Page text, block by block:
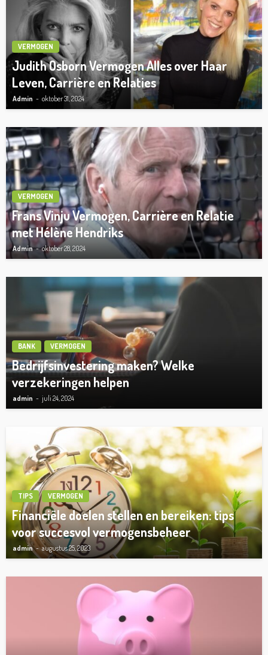
VERMOGEN
Judith Osborn Vermogen Alles over Haar
Leven, Carrière en Relaties
Admin oktober 31, 2024
VERMOGEN
Frans Vinju Vermogen, Carrière en Relatie
met Hélène Hendriks
Admin oktober 28, 2024
BANK VERMOGEN
Bedrijfsinvestering maken? Welke
verzekeringen helpen
admin juli 24, 2024
TIPS VERMOGEN
Financiële doelen stellen en bereiken: tips
voor succesvol vermogensbeheer
admin augustus 25, 2023